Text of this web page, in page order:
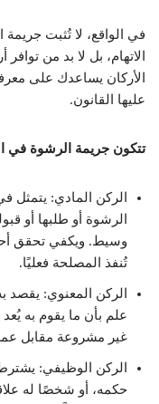
في الواقع، لا تُثبت
الاتهام، بل لا بد من
الأركان يساعدك على
عليها القانون.
تتكون جريمة الرشوة في
الركن المادي:
الرشوة أو طلبها أو
وسيط. ويكفي تحقق أحد
تُنفذ المصلحة فعليًا.
الركن المعنوي: يقصد
علم بأن ما يقوم به
غير مشروعة مقابل
الركن الوظيفي:
حكمه، أو شخصًا له